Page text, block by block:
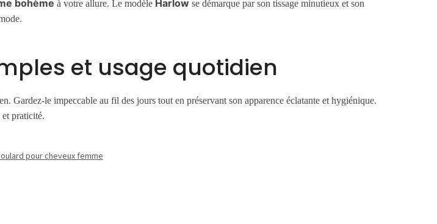
bohème à votre allure. Le modèle Harlow se démarque par son tissage minutieux et son
et usage quotidien
Gardez-le impeccable au fil des jours tout en préservant son apparence éclatante et hygiénique.
praticité.
pour cheveux femme